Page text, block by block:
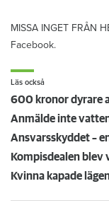
MISSA INGET FRÅN
Facebook.
Läs också
600 kronor dyrare
Ansvarsskyddet –